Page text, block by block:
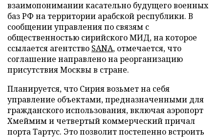
взаимопонимании касательно будущего военных
баз РФ на территории арабской республики. В
сообщении управления по связям с
общественностью сирийского МИД, на которое
ссылается агентство SANA, отмечается, что
соглашение направлено на реорганизацию
присутствия Москвы в стране.
Планируется, что Сирия возьмет на себя
управление объектами, предназначенными для
гражданского использования, включая аэропорт
Хмеймим и четвертый коммерческий причал
порта Тартус. Это позволит постепенно встроить